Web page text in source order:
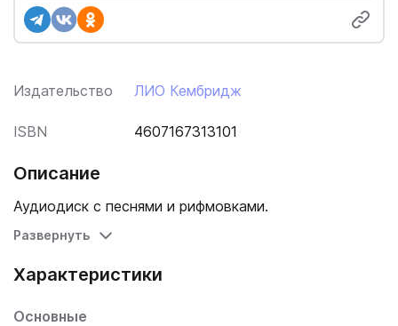
Издательство ЛИО Кембридж
ISBN 4607167313101
Описание
Аудиодиск с песнями и рифмовками.
Развернуть
Характеристики
Основные